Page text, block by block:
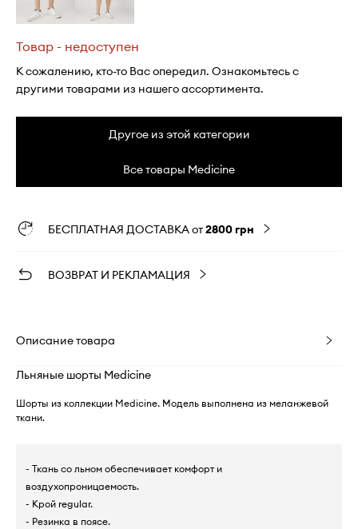
Товар - недоступен
К сожалению, кто-то Вас опередил. Ознакомьтесь с
другими товарами из нашего ассортимента.
Другое из этой категории
Все товары Medicine
БЕСПЛАТНАЯ ДОСТАВКА от2800 грн
ВОЗВРАТ И РЕКЛАМАЦИЯ
Описание товара
Льняные шорты Medicine
Шорты из коллекции Medicine. Модель выполнена из меланжевой
ткани.
- Ткань со льном обеспечивает комфорт и
воздухопроницаемость.
- Крой regular.
- Резинка в поясе.